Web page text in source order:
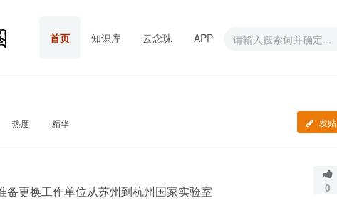
首页 知识库 云念珠 APP
热度 精华 发贴
0
备更换工作单位从苏州到杭州国家实验室